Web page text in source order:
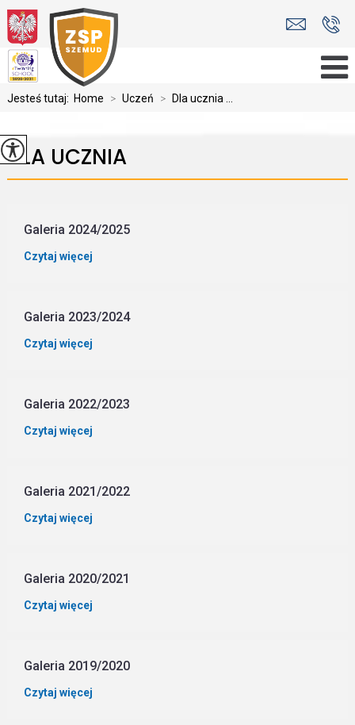
Jesteś tutaj: Home > Uczeń > Dla ucznia ...
DLA UCZNIA
Galeria 2024/2025
Czytaj więcej
Galeria 2023/2024
Czytaj więcej
Galeria 2022/2023
Czytaj więcej
Galeria 2021/2022
Czytaj więcej
Galeria 2020/2021
Czytaj więcej
Galeria 2019/2020
Czytaj więcej